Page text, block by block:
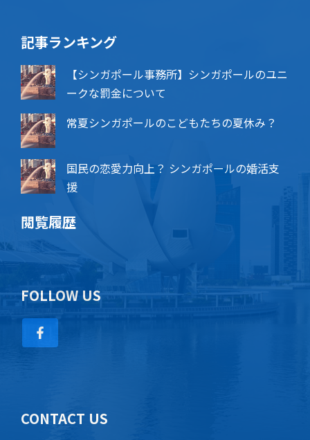
記事ランキング
【シンガポール事務所】シンガポールのユニ
ークな罰金について
常夏シンガポールのこどもたちの夏休み？
国民の恋愛力向上？ シンガポールの婚活支
援
閲覧履歴
FOLLOW US
CONTACT US